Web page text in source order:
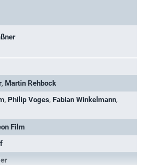
, Martin Rehbock
, Philip Voges, Fabian Winkelmann,
Film